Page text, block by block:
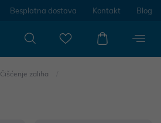
Besplatna dostava Kontakt Blog
Čišćenje zaliha